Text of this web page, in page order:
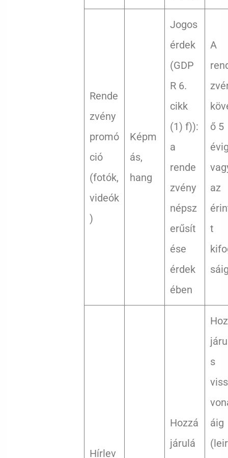
Rende
zvény
promó
ció
(fotók,
videók
)
Képm
ás,
hang
Jogos
érdek
(GDP
R 6.
cikk
(1) f)):
a
rende
zvény
népsz
erűsít
ése
érdek
ében
A
ő 5
az
t
Hírlev
Hozzá
járulá
s
áig